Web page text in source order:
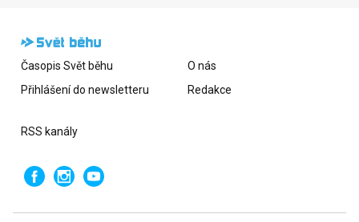
Časopis Svět běhu
Přihlášení do newsletteru
O nás
Redakce
RSS kanály